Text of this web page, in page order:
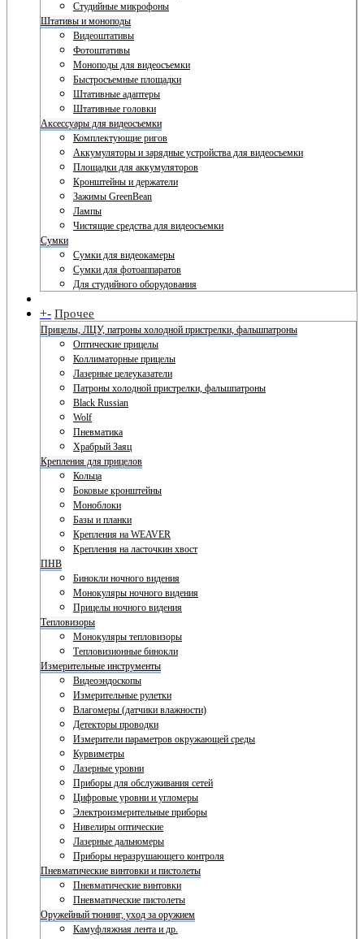
Студийные микрофоны
Штативы и моноподы
Видеоштативы
Фотоштативы
Моноподы для видеосъемки
Быстросъемные площадки
Штативные адаптеры
Штативные головки
Аксессуары для видеосъемки
Комплектующие ригов
Аккумуляторы и зарядные устройства для видеосъемки
Площадки для аккумуляторов
Кронштейны и держатели
Зажимы GreenBean
Лампы
Чистящие средства для видеосъемки
Сумки
Сумки для видеокамеры
Сумки для фотоаппаратов
Для студийного оборудования
+- Прочее
Прицелы, ЛЦУ, патроны холодной пристрелки, фальшпатроны
Оптические прицелы
Коллиматорные прицелы
Лазерные целеуказатели
Патроны холодной пристрелки, фальшпатроны
Black Russian
Wolf
Пневматика
Храбрый Заяц
Крепления для прицелов
Кольца
Боковые кронштейны
Моноблоки
Базы и планки
Крепления на WEAVER
Крепления на ласточкин хвост
ПНВ
Бинокли ночного видения
Монокуляры ночного видения
Прицелы ночного видения
Тепловизоры
Монокуляры тепловизоры
Тепловизионные бинокли
Измерительные инструменты
Видеоэндоскопы
Измерительные рулетки
Влагомеры (датчики влажности)
Детекторы проводки
Измерители параметров окружающей среды
Курвиметры
Лазерные уровни
Приборы для обслуживания сетей
Цифровые уровни и угломеры
Электроизмерительные приборы
Нивелиры оптические
Лазерные дальномеры
Приборы неразрушающего контроля
Пневматические винтовки и пистолеты
Пневматические винтовки
Пневматические пистолеты
Оружейный тюнинг, уход за оружием
Камуфляжная лента и др.